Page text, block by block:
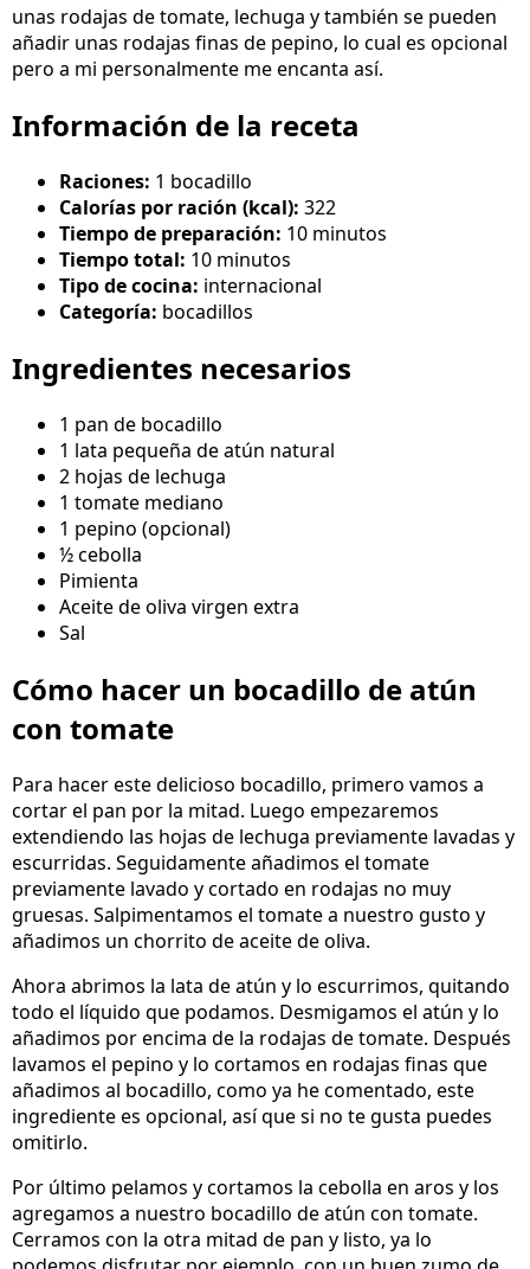
unas rodajas de tomate, lechuga y también se pueden
añadir unas rodajas finas de pepino, lo cual es opcional
pero a mi personalmente me encanta así.
Información de la receta
Raciones: 1 bocadillo
Calorías por ración (kcal): 322
Tiempo de preparación: 10 minutos
Tiempo total: 10 minutos
Tipo de cocina: internacional
Categoría: bocadillos
Ingredientes necesarios
1 pan de bocadillo
1 lata pequeña de atún natural
2 hojas de lechuga
1 tomate mediano
1 pepino (opcional)
½ cebolla
Pimienta
Aceite de oliva virgen extra
Sal
Cómo hacer un bocadillo de atún
con tomate
Para hacer este delicioso bocadillo, primero vamos a
cortar el pan por la mitad. Luego empezaremos
extendiendo las hojas de lechuga previamente lavadas y
escurridas. Seguidamente añadimos el tomate
previamente lavado y cortado en rodajas no muy
gruesas. Salpimentamos el tomate a nuestro gusto y
añadimos un chorrito de aceite de oliva.
Ahora abrimos la lata de atún y lo escurrimos, quitando
todo el líquido que podamos. Desmigamos el atún y lo
añadimos por encima de la rodajas de tomate. Después
lavamos el pepino y lo cortamos en rodajas finas que
añadimos al bocadillo, como ya he comentado, este
ingrediente es opcional, así que si no te gusta puedes
omitirlo.
Por último pelamos y cortamos la cebolla en aros y los
agregamos a nuestro bocadillo de atún con tomate.
Cerramos con la otra mitad de pan y listo, ya lo